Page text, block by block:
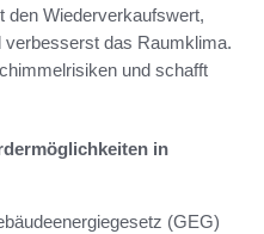
den Wiederverkaufswert,
das Raumklima.
und schafft
in
(GEG)